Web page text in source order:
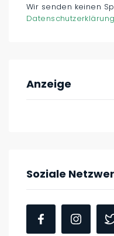
Wir senden keinen
Anzeige
Soziale